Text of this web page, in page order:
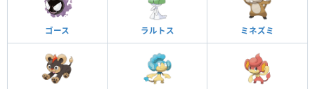
ゴース ラルトス ミネズミ